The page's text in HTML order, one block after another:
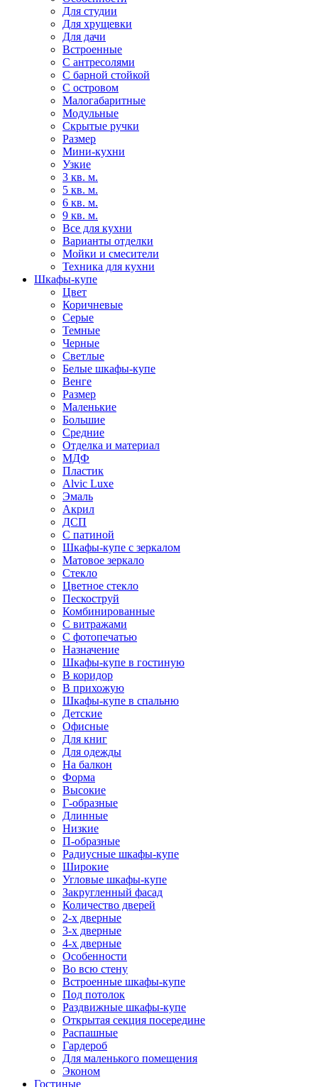
Для студии
Для хрущевки
Для дачи
Встроенные
С антресолями
С барной стойкой
С островом
Малогабаритные
Модульные
Скрытые ручки
Размер
Мини-кухни
Узкие
3 кв. м.
5 кв. м.
6 кв. м.
9 кв. м.
Все для кухни
Варианты отделки
Мойки и смесители
Техника для кухни
Шкафы-купе
Цвет
Коричневые
Серые
Темные
Черные
Светлые
Белые шкафы-купе
Венге
Размер
Маленькие
Большие
Средние
Отделка и материал
МДФ
Пластик
Alvic Luxe
Эмаль
Акрил
ДСП
С патиной
Шкафы-купе с зеркалом
Матовое зеркало
Стекло
Цветное стекло
Пескоструй
Комбинированные
С витражами
С фотопечатью
Назначение
Шкафы-купе в гостиную
В коридор
В прихожую
Шкафы-купе в спальню
Детские
Офисные
Для книг
Для одежды
На балкон
Форма
Высокие
Г-образные
Длинные
Низкие
П-образные
Радиусные шкафы-купе
Широкие
Угловые шкафы-купе
Закругленный фасад
Количество дверей
2-х дверные
3-х дверные
4-х дверные
Особенности
Во всю стену
Встроенные шкафы-купе
Под потолок
Раздвижные шкафы-купе
Открытая секция посередине
Распашные
Гардероб
Для маленького помещения
Эконом
Гостиные